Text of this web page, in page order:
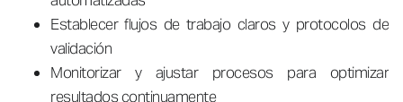
Establecer flujos de trabajo claros y protocolos de
validación
Monitorizar y ajustar procesos para optimizar
resultados continuamente